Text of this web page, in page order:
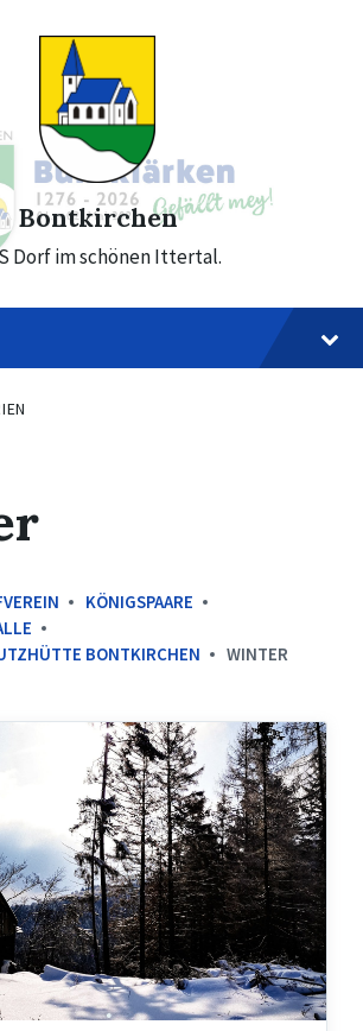
Bontkirchen
Dorf im schönen Ittertal.
KÖNIGSPAARE
BONTKIRCHEN
WINTER